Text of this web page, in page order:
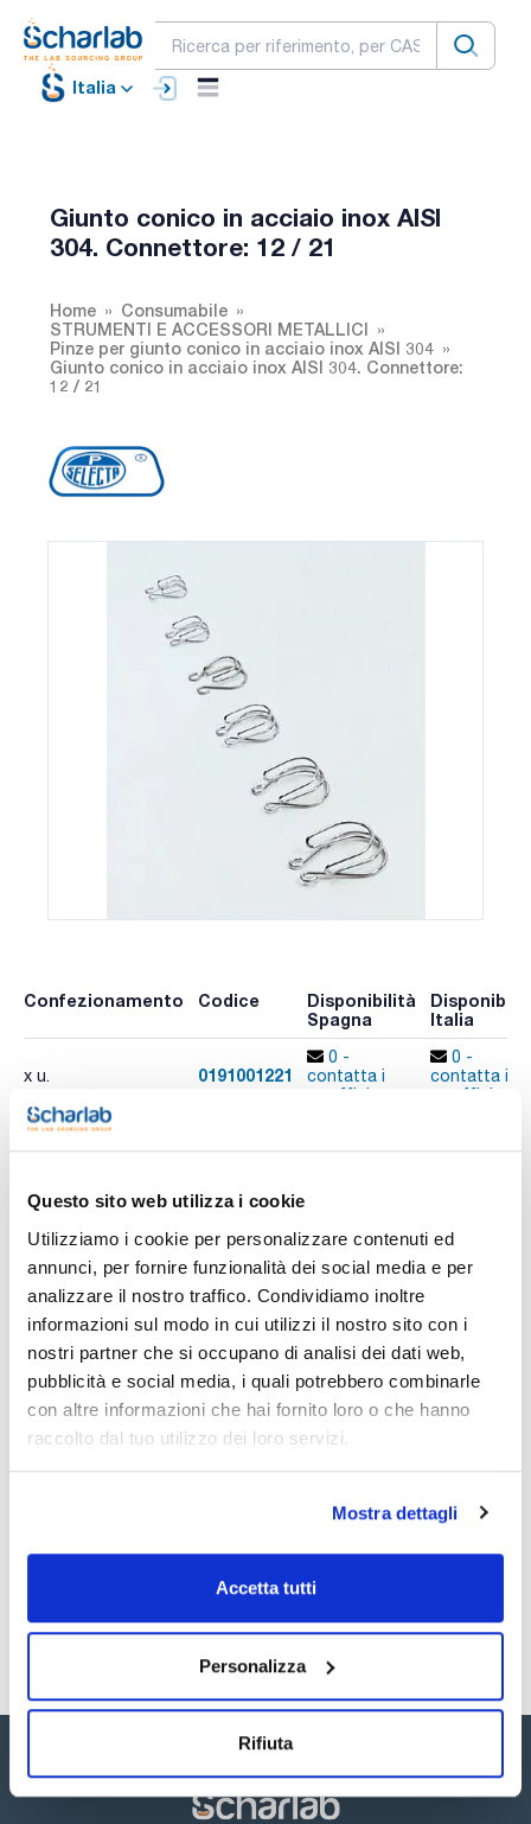
Questo sito web utilizza i cookie
Utilizziamo i cookie per personalizzare contenuti ed
annunci, per fornire funzionalità dei social media e per
analizzare il nostro traffico. Condividiamo inoltre
informazioni sul modo in cui utilizzi il nostro sito con i
nostri partner che si occupano di analisi dei dati web,
pubblicità e social media, i quali potrebbero combinarle
con altre informazioni che hai fornito loro o che hanno
raccolto dal tuo utilizzo dei loro servizi.
Mostra dettagli
Accetta tutti
Personalizza
Rifiuta
Italia
Giunto conico in acciaio inox AISI
304. Connettore: 12 / 21
Home
Consumabile
STRUMENTI E ACCESSORI METALLICI
Pinze per giunto conico in acciaio inox AISI 304
Giunto conico in acciaio inox AISI 304. Connettore:
12 / 21
Confezionamento Codice
Disponibilità
Spagna
Italia
x u. 0191001221
0 -
contatta i
ns.uffici
0 -
contatta i
ns.uffici
Stampa pagina prodotto
Unione : 12/21
Conf. (unità) : 1
Pinze per giunto conico in acciaio inox AISI 304
Documentazione tecnica
TDS / Scheda tecnica
COA
Registrati per i download
Sicurezza
Registrati per i download